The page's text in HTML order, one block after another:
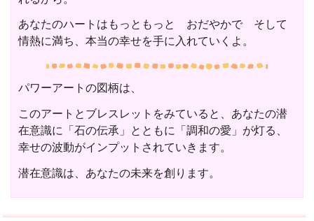
あなたのハートはもっともっと おだやかで そして
情熱に満ち、本当の幸せを手に入れていくよ。
パワーアートの図柄は、
このアートとブレスレットをみていると、あなたの潜
在意識に「石の伝承」とともに「調和の愛」が灯る、
幸せの波動がインプットされていきます。
潜在意識は、あなたの未来を創ります。